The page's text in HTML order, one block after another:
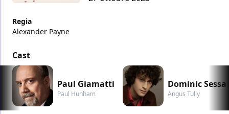
Regia
Alexander Payne
Cast
Paul Giamatti
Paul Hunham
Dominic Sessa
Angus Tully